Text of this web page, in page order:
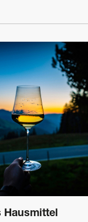
Hausmittel